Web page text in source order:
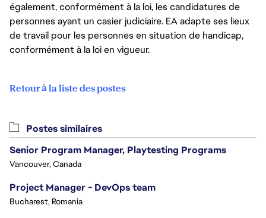
également, conformément à la loi, les candidatures de
personnes ayant un casier judiciaire. EA adapte ses lieux
de travail pour les personnes en situation de handicap,
conformément à la loi en vigueur.
Retour à la liste des postes
Postes similaires
Senior Program Manager, Playtesting Programs
Vancouver, Canada
Project Manager - DevOps team
Bucharest, Romania